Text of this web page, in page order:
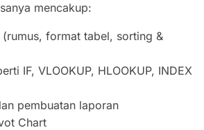
mencakup:
format tabel, sorting &
IF, VLOOKUP, HLOOKUP, INDEX
pembuatan laporan
Chart